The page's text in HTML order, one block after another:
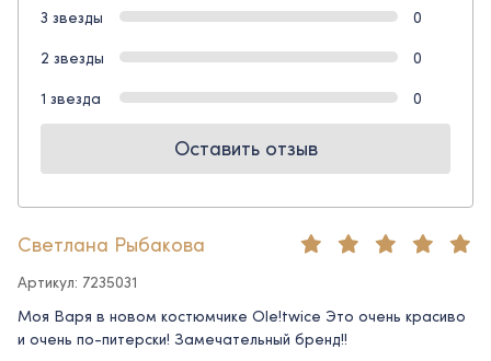
3 звезды
0
2 звезды
0
1 звезда
0
Оставить отзыв
Светлана Рыбакова
Артикул: 7235031
Моя Варя в новом костюмчике Ole!twice Это очень красиво
и очень по-питерски! Замечательный бренд!!